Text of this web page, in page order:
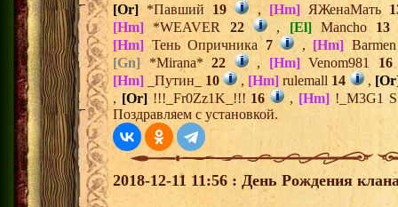
[Or]*Павший 19 , [Hm]ЯЖенаМать
[Hm] *WEAVER 22 , [El]Mancho 13
[Hm] Тень Опричника 7 , [Hm]
[Gn] *Mirana*22 , [Hm]Venom981 16
[Hm] _Путин_ 10 , [Hm] rulemall 14 ,
, [Or]!!!_Fr0Zz1K_!!! 16 , [Hm]!_M3G1
Поздравляем с установкой.
2018-12-11 11:56 : День Рождения